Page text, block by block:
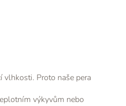
vlhkosti. Proto naše pera
výkyvům nebo